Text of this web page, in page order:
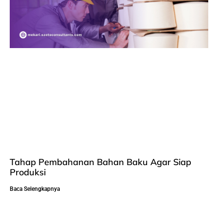
Tahap Pembahanan Bahan Baku Agar Siap
Produksi
Baca Selengkapnya